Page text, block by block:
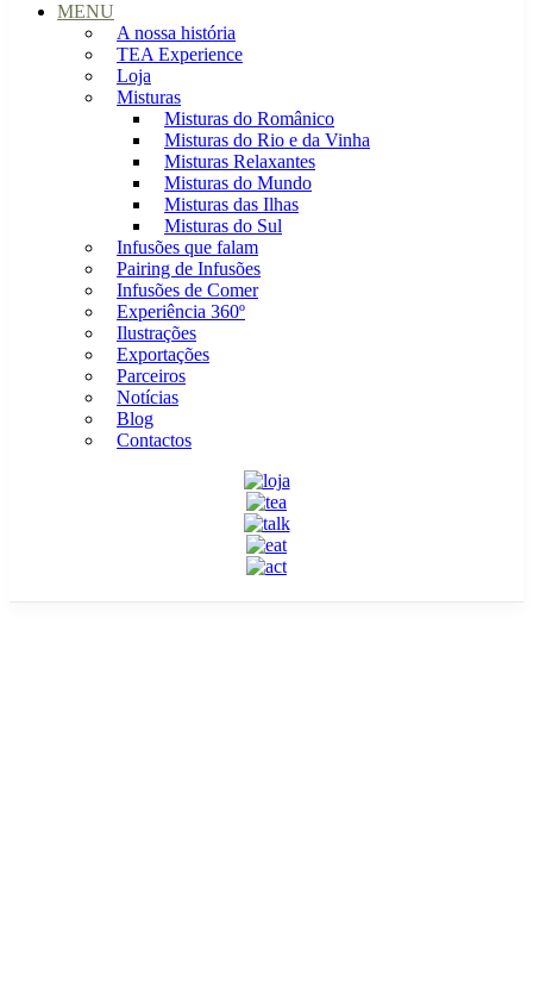
MENU
A nossa história
TEA Experience
Loja
Misturas
Misturas do Românico
Misturas do Rio e da Vinha
Misturas Relaxantes
Misturas do Mundo
Misturas das Ilhas
Misturas do Sul
Infusões que falam
Pairing de Infusões
Infusões de Comer
Experiência 360º
Ilustrações
Exportações
Parceiros
Notícias
Blog
Contactos